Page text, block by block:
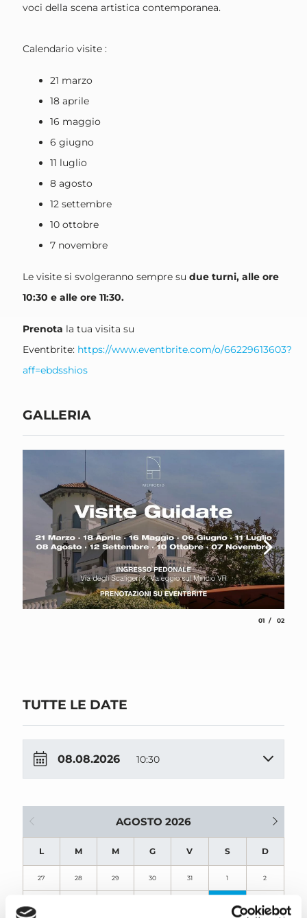
voci della scena artistica contemporanea.
Calendario visite :
21 marzo
18 aprile
16 maggio
6 giugno
11 luglio
8 agosto
12 settembre
10 ottobre
7 novembre
Le visite si svolgeranno sempre su due turni, alle ore
10:30 e alle ore 11:30.
Prenota la tua visita su
Eventbrite: https://www.eventbrite.com/o/66229613603?
aff=ebdsshios
GALLERIA
01 02
TUTTE LE DATE
08.08.2026 10:30
AGOSTO 2026
L M M G V S D
27 28 29 30 31 1 2